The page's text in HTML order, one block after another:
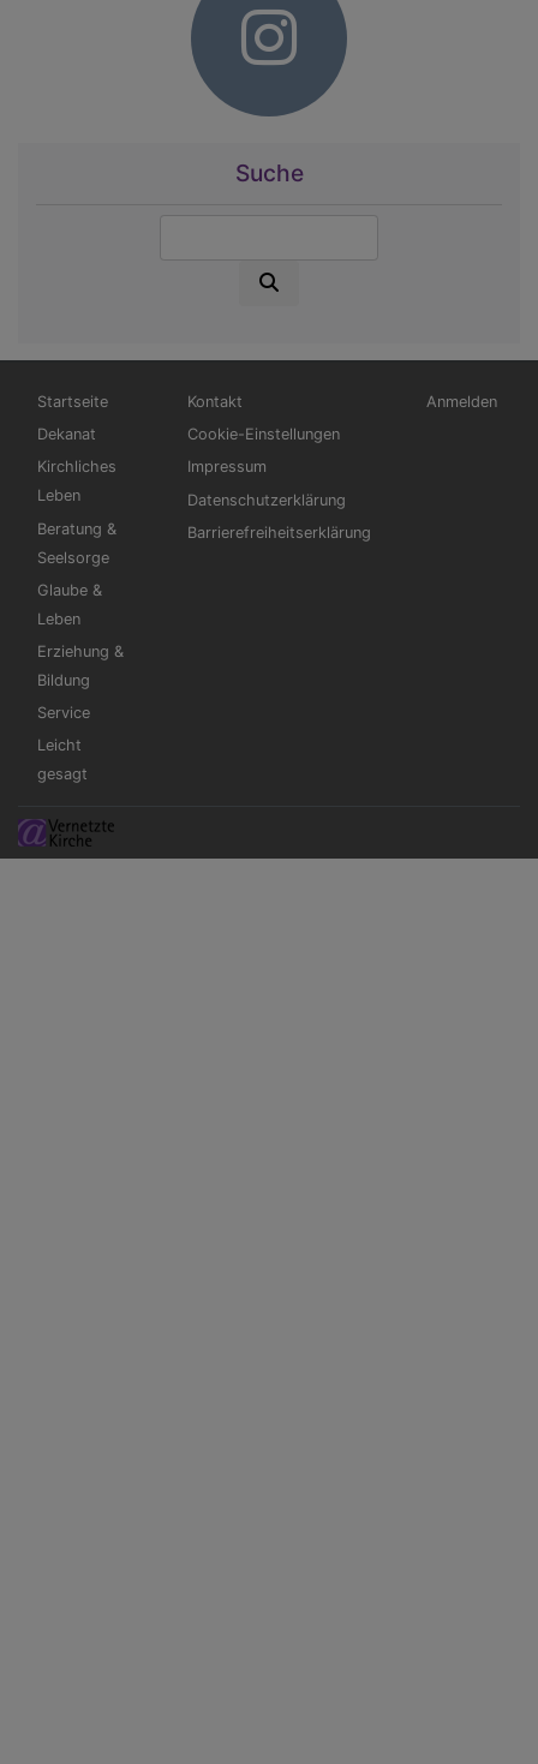
Suche
Hauptnavigation
Startseite
Dekanat
Kirchliches
Leben
Beratung &
Seelsorge
Glaube &
Leben
Erziehung &
Bildung
Service
Leicht
gesagt
Fußbereichsmenü
Kontakt
Cookie-Einstellungen
Impressum
Datenschutzerklärung
Barrierefreiheitserklärung
Anmelden